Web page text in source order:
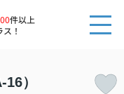
件以上
！
）